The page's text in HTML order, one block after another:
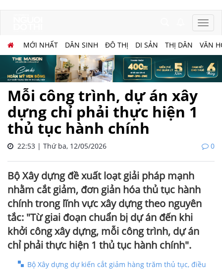
MỚI NHẤT DÂN SINH ĐÔ THỊ DI SẢN THỊ DÂN VĂN
Mỗi công trình, dự án xây
dựng chỉ phải thực hiện 1
thủ tục hành chính
22:53 | Thứ ba, 12/05/2026 0
Bộ Xây dựng đề xuất loạt giải pháp mạnh
nhằm cắt giảm, đơn giản hóa thủ tục hành
chính trong lĩnh vực xây dựng theo nguyên
tắc: "Từ giai đoạn chuẩn bị dự án đến khi
khởi công xây dựng, mỗi công trình, dự án
chỉ phải thực hiện 1 thủ tục hành chính".
Bộ Xây dựng dự kiến cắt giảm hàng trăm thủ tục, điều